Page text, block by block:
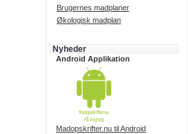
Brugernes madplaner
Økologisk madplan
Nyheder
Android Applikation
Madopskrifter.nu til Android